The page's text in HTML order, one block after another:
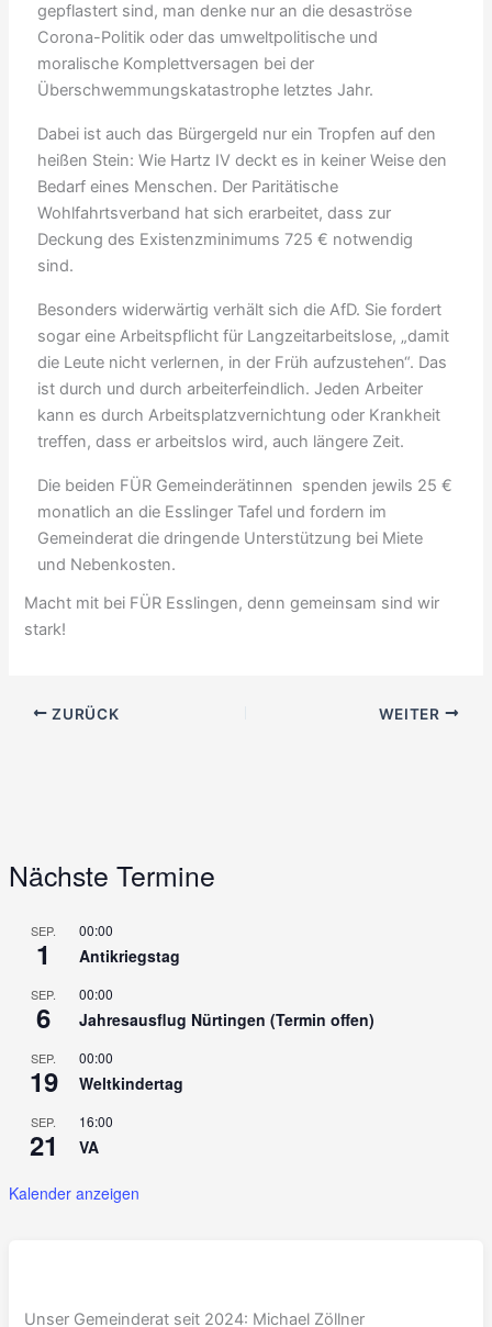
gepflastert sind, man denke nur an die desaströse
Corona-Politik oder das umweltpolitische und
moralische Komplettversagen bei der
Überschwemmungskatastrophe letztes Jahr.
Dabei ist auch das Bürgergeld nur ein Tropfen auf den
heißen Stein: Wie Hartz IV deckt es in keiner Weise den
Bedarf eines Menschen. Der Paritätische
Wohlfahrtsverband hat sich erarbeitet, dass zur
Deckung des Existenzminimums 725 € notwendig
sind.
Besonders widerwärtig verhält sich die AfD. Sie fordert
sogar eine Arbeitspflicht für Langzeitarbeitslose, „damit
die Leute nicht verlernen, in der Früh aufzustehen“. Das
ist durch und durch arbeiterfeindlich. Jeden Arbeiter
kann es durch Arbeitsplatzvernichtung oder Krankheit
treffen, dass er arbeitslos wird, auch längere Zeit.
Die beiden FÜR Gemeinderätinnen spenden jewils 25 €
monatlich an die Esslinger Tafel und fordern im
Gemeinderat die dringende Unterstützung bei Miete
und Nebenkosten.
Macht mit bei FÜR Esslingen, denn gemeinsam sind wir
stark!
ZURÜCK WEITER
Nächste Termine
SEP.
1
00:00
Antikriegstag
SEP.
6
00:00
Jahresausflug Nürtingen (Termin offen)
SEP.
19
00:00
Weltkindertag
SEP.
21
16:00
VA
Kalender anzeigen
Unser Gemeinderat seit 2024: Michael Zöllner